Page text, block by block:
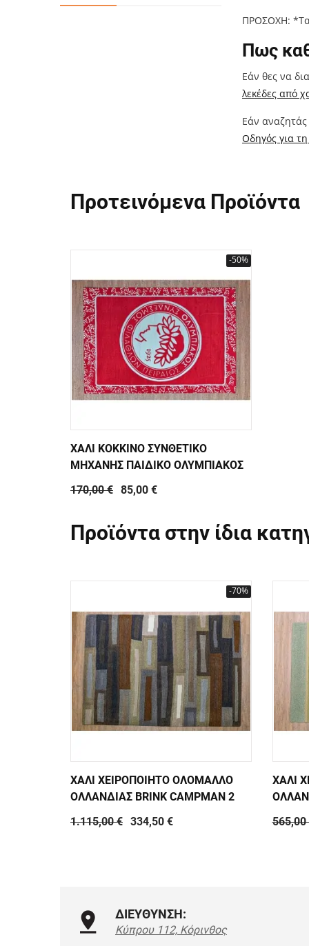
ΠΡΟΣΟΧΗ: *Τα
Πως
Εάν θες να
λεκέδες από
Εάν
Οδηγός για
Προτεινόμενα Προϊόντα
-50%
ΧΑΛΙ ΚΟΚΚΙΝΟ ΣΥΝΘΕΤΙΚΟ
ΜΗΧΑΝΗΣ ΠΑΙΔΙΚΟ ΟΛΥΜΠΙΑΚΟΣ
170,00 € 85,00 €
Προϊόντα στην ίδια
-70%
ΧΑΛΙ ΧΕΙΡΟΠΟΙΗΤΟ ΟΛΟΜΑΛΛΟ
ΟΛΛΑΝΔΙΑΣ BRINK CAMPMAN 2
1.115,00 € 334,50 €
ΧΑΛΙ
565,00
ΔΙΕΥΘΥΝΣΗ:
Κύπρου 112, Κόρινθος